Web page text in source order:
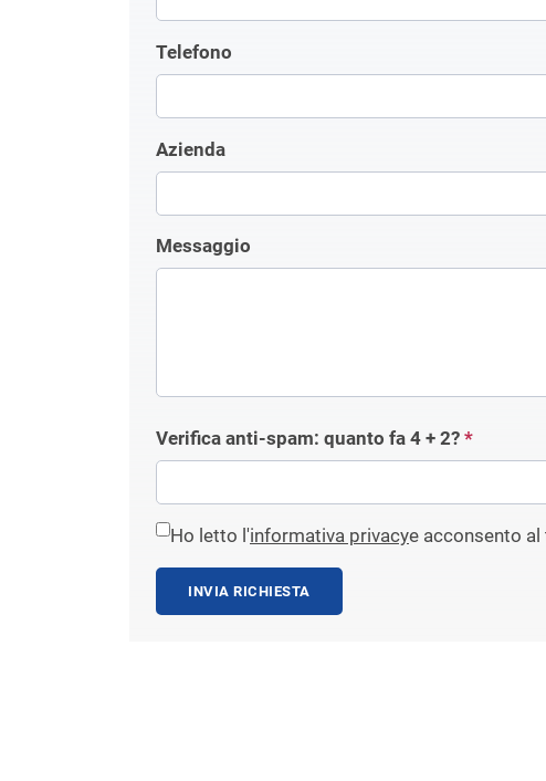
Telefono
Azienda
Messaggio
Verifica anti-spam: quanto fa 4 + 2? *
Ho letto l'informativa privacye acconsento
INVIA RICHIESTA